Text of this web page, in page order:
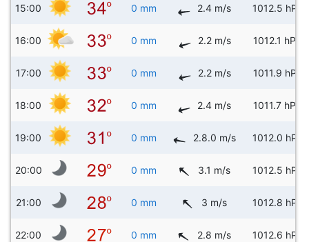
15:00 0 mm 2.4 m/s 1012.5 hPa
16:00 0 mm 2.2 m/s 1012.1 hPa
17:00 0 mm 2.2 m/s 1011.9 hPa
18:00 0 mm 2.4 m/s 1011.7 hPa
19:00 0 mm 2.8.0 m/s 1012.0 hPa
20:00 0 mm 3.1 m/s 1012.5 hPa
21:00 0 mm 3 m/s 1012.8 hPa
22:00 0 mm 2.8 m/s 1012.6 hPa